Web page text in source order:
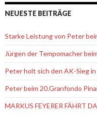
NEUESTE BEITRÄGE
Starke Leistung von Peter
Jürgen der Tempomacher
Peter holt sich den AK-Sieg in
Peter beim 20.Granfondo
MARKUS FEYERER FÄHRT